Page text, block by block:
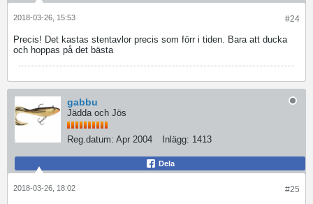
#24
2018-03-26, 15:53
Precis! Det kastas stentavlor precis som förr i tiden. Bara att ducka
och hoppas på det bästa
gabbu
Jädda och Jös
Reg.datum: Apr 2004 Inlägg: 1413
Dela
#25
2018-03-26, 18:02